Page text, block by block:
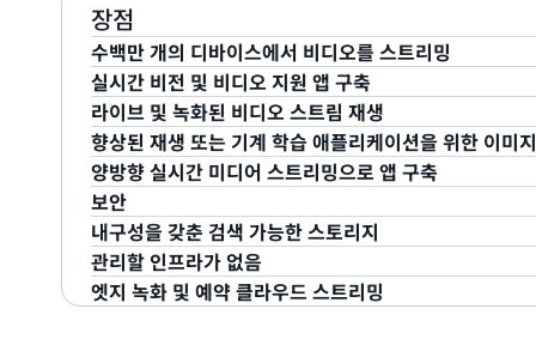
장점
수백만 개의 디바이스에서 비디오를 스트리밍
Amazon Kinesis Video Streams는 디바이스가 재생,
어를 AWS로 쉽고 안전하게 스트리밍할 수 있도록 지
Streams는 엣지 디바이스, 스마트폰, 보안 카메라 및
성, 대시캠, 깊이 센서 등)에서 데이터를 수집할 수 있습
실시간 비전 및 비디오 지원 앱 구축
Amazon Rekognition Video와 통합하여 실시간 컴퓨
기계 학습 프레임워크를 사용하여 실시간 비디오 분석
수 있습니다.
라이브 및 녹화된 비디오 스트림 재생
Kinesis Video Streams의 HTTP Live
Kinesis 비디오 스트림에서 브라우저 또는 모바일 애플
향상된 재생 또는 기계 학습 애플리케이션을 위한 이미
Amazon Kinesis Video Streams는 비디오 스트림에
API 및 SDK를 제공합니다. 이러한 이미지를 썸네일 또
케이션에 사용하거나 기계 학습 파이프라인에 사용할
통한 온디맨드 이미지 추출 또는 수집된 동영상의 메타
합니다.
양방향 실시간 미디어 스트리밍으로 앱 구축
Amazon Kinesis Video Streams는 웹 브라우저, 모바
방향 미디어 스트리밍을 위한 오픈 소스 프로젝트인
통해, 간단한 API를 사용하여 사용자 애플리케이션과
은 지연 시간을 제공하는 비디오 채팅 및 피어투피어
보안
Amazon Kinesis Video Streams를 통해 AWS
스트림에 대한 액세스를 제어할 수 있습니다. 또한,
저장 데이터를 자동으로 암호화하고, 업계 표준 TLS(
내구성을 갖춘 검색 가능한 스토리지
Amazon Kinesis Video Streams는 Amazon S3를 기
성과 안정성을 갖춘 상태로 저장됩니다. Kinesis
관리할 인프라가 없음
Amazon Kinesis Video Streams는 사용자를 대신해
엣지 녹화 및 예약 클라우드 스트리밍